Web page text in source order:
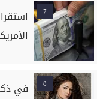
7
الأمريكية تسجل
8
في